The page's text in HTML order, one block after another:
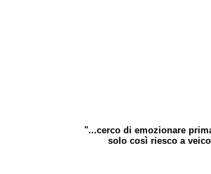
"...cerco di emozionare
solo così riesco a